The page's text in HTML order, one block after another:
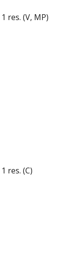
1 res. (V, MP)
1 res. (C)